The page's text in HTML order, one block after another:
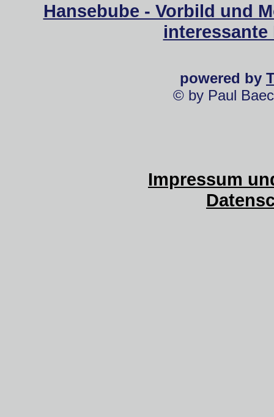
Hansebube - Vorbild und
powered by
© by Paul
Impressum